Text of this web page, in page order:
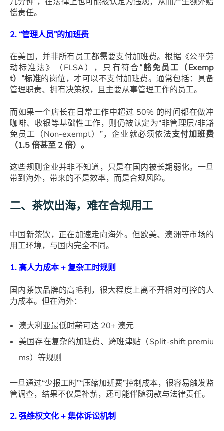
偿责任。
2. “管理人员”的加班费
在美国，并非所有员工都需要支付加班费。根据《公平劳
动标准法》（FLSA），只有符合“豁免员工（Exemp
t）”标准的岗位，才可以不支付加班费。通常包括：具备
管理职责、拥有决策权，且主要从事管理工作的员工。
而如果一个店长在日常工作中超过 50% 的时间都在做冲
咖啡、收银等基础性工作，则仍被认定为“非管理层/非豁
免员工（Non-exempt）”，企业就必须依法支付加班费
（1.5 倍甚至 2 倍）。
这些规则企业并非不知道，只是在国内被长期弱化。一旦
带到海外，带来的不是效率，而是合规风险。
二、茶饮出海，难在合规用工
中国新茶饮，正在加速走向海外。但欧美、澳洲等市场的
用工环境，与国内完全不同。
1. 高人力成本 + 复杂工时规则
国内茶饮品牌的高毛利，很大程度上离不开相对可控的人
力成本。但在海外：
澳大利亚最低时薪可达 20+ 澳元
美国存在复杂的加班费、跨班津贴（Split-shift premiu
ms）等规则
一旦通过“少报工时”“压缩加班费”控制成本，很容易触发监
管调查，结果不仅是补薪，还可能伴随罚款与法律责任。
2. 强维权文化 + 集体诉讼机制